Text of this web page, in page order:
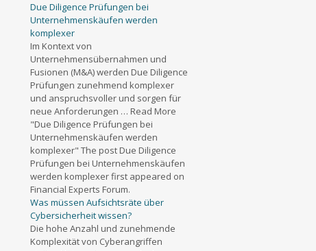
Due Diligence Prüfungen bei
Unternehmenskäufen werden
komplexer
Im Kontext von
Unternehmensübernahmen und
Fusionen (M&A) werden Due Diligence
Prüfungen zunehmend komplexer
und anspruchsvoller und sorgen für
neue Anforderungen … Read More
"Due Diligence Prüfungen bei
Unternehmenskäufen werden
komplexer" The post Due Diligence
Prüfungen bei Unternehmenskäufen
werden komplexer first appeared on
Financial Experts Forum.
Was müssen Aufsichtsräte über
Cybersicherheit wissen?
Die hohe Anzahl und zunehmende
Komplexität von Cyberangriffen